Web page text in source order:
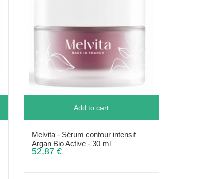
Add to cart
Melvita - Sérum contour intensif
Argan Bio Active - 30 ml
52,87 €